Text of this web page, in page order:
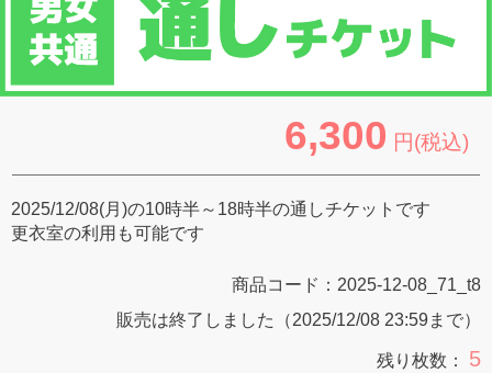
6,300 円(税込)
2025/12/08(月)の10時半～18時半の通しチケットです
更衣室の利用も可能です
商品コード： 2025-12-08_71_t8
販売は終了しました（2025/12/08 23:59まで）
残り枚数： 5